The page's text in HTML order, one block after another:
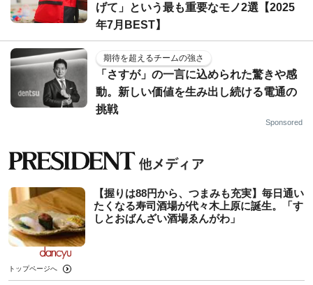
げて」という最も重要なモノ2選【2025
年7月BEST】
期待を超えるチームの強さ
「さすが」の一言に込められた驚きや感
動。新しい価値を生み出し続ける電通の
挑戦
Sponsored
【握りは88円から、つまみも充実】毎日通い
たくなる寿司酒場が代々木上原に誕生。「す
しとおばんざい酒場ゑんがわ」
トップページへ